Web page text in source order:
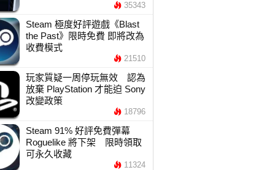
35343
Steam 極度好評遊戲《Blast
the Past》限時免費 即將改為
收費模式
21510
玩家質疑一周停玩無效 認為
放棄 PlayStation 才能迫 Sony
改變政策
18796
Steam 91% 好評免費彈幕
Roguelike 將下架 限時領取
可永久收藏
11324